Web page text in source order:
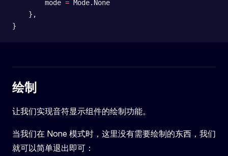
        mode
= Mode.None
    },
}
绘制
让我们实现音符显示组件的绘制功能。
当我们在 None 模式时，这里没有需要绘制的东西，我们
就可以简单退出即可：